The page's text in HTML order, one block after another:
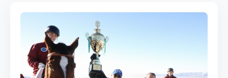
МЕДИА
КОРТЫ